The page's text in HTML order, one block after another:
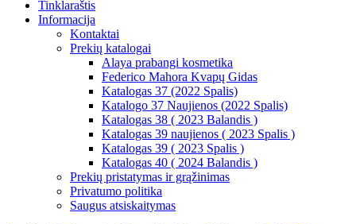
Tinklaraštis
Informacija
Kontaktai
Prekių katalogai
Alaya prabangi kosmetika
Federico Mahora Kvapų Gidas
Katalogas 37 (2022 Spalis)
Katalogo 37 Naujienos (2022 Spalis)
Katalogas 38 ( 2023 Balandis )
Katalogas 39 naujienos ( 2023 Spalis )
Katalogas 39 ( 2023 Spalis )
Katalogas 40 ( 2024 Balandis )
Prekių pristatymas ir grąžinimas
Privatumo politika
Saugus atsiskaitymas